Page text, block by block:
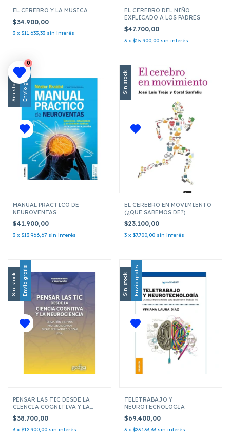
EL CEREBRO Y LA MUSICA
$34.900,00
3 x $11.633,33 sin interés
EL CEREBRO DEL NIÑO
EXPLICADO A LOS PADRES
$47.700,00
3 x $15.900,00 sin interés
Sin stockEnvío gratis
MANUAL PRACTICO DE
NEUROVENTAS
$41.900,00
3 x $13.966,67 sin interés
Sin stock
EL CEREBRO EN MOVIMIENTO
(¿QUE SABEMOS DE?)
$23.100,00
3 x $7.700,00 sin interés
Sin stock Envío gratis
PENSAR LAS TIC DESDE LA
CIENCIA COGNITIVA Y LA
$38.700,00
3 x $12.900,00 sin interés
Sin stock Envío gratis
TELETRABAJO Y
NEUROTECNOLOGIA
$69.400,00
3 x $23.133,33 sin interés
0